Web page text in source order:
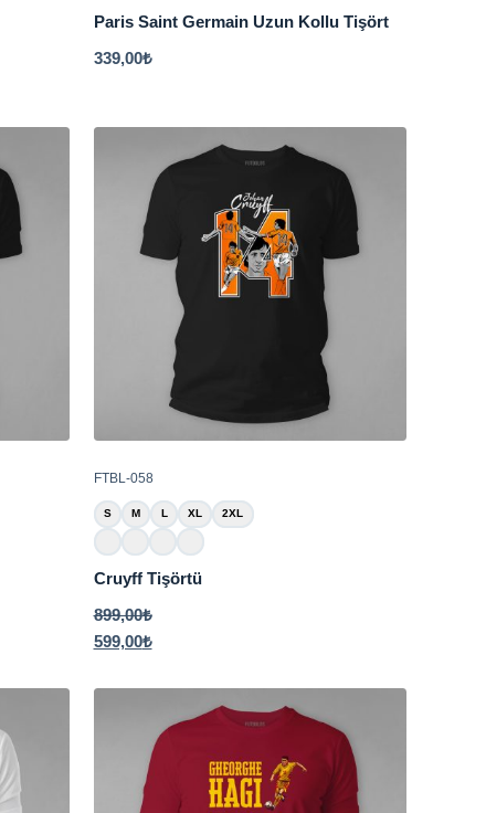
Paris Saint Germain Uzun Kollu Tişört
339,00₺
FTBL-058
S M L XL 2XL
Cruyff Tişörtü
899,00₺
599,00₺